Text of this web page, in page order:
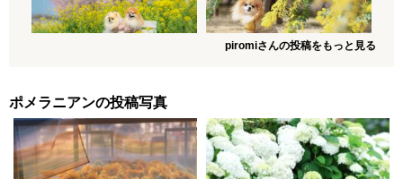
piromiさんの投稿をもっと見る
ポメラニアンの投稿写真